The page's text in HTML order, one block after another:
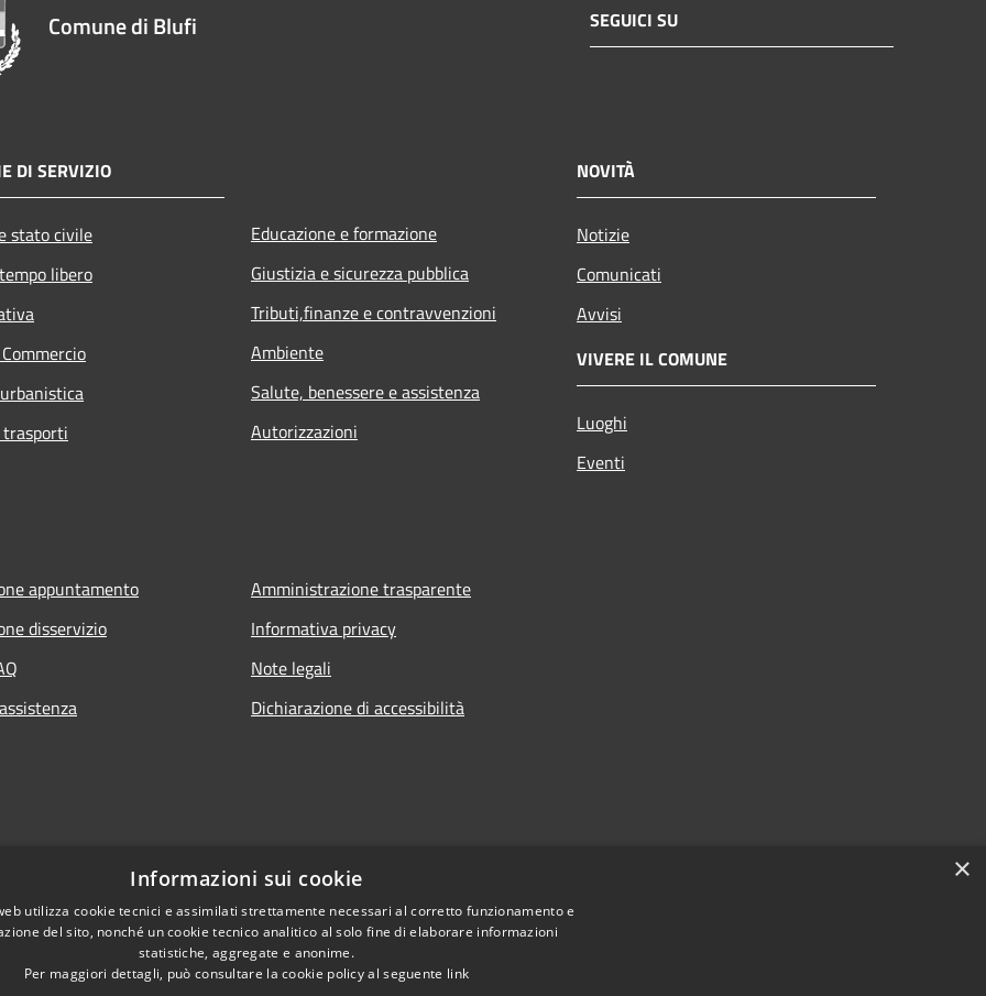
Comune di Blufi SEGUICI SU
DI SERVIZIO
stato civile
libero
Educazione e formazione
Giustizia e sicurezza pubblica
Tributi,finanze e contravvenzioni
Ambiente
Salute, benessere e assistenza
Autorizzazioni
NOVITÀ
Notizie
Comunicati
Avvisi
VIVERE IL COMUNE
Luoghi
Eventi
appuntamento
disservizio
Amministrazione trasparente
Informativa privacy
Note legali
Dichiarazione di accessibilità
×
Informazioni sui cookie
utilizza cookie tecnici e assimilati strettamente necessari al corretto funzionamento e
del sito, nonché un cookie tecnico analitico al solo fine di elaborare informazioni
statistiche, aggregate e anonime.
Per maggiori dettagli, può consultare la cookie policy al seguente link